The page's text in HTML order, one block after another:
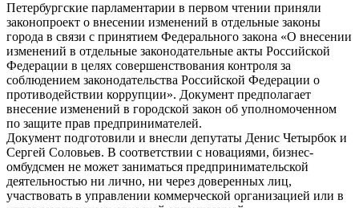
Петербургские парламентарии в первом чтении приняли
законопроект о внесении изменений в отдельные законы
города в связи с принятием Федерального закона «О внесении
изменений в отдельные законодательные акты Российской
Федерации в целях совершенствования контроля за
соблюдением законодательства Российской Федерации о
противодействии коррупции». Документ предполагает
внесение изменений в городской закон об уполномоченном
по защите прав предпринимателей.
Документ подготовили и внесли депутаты Денис Четырбок и
Сергей Соловьев. В соответствии с новациями, бизнес-
омбудсмен не может заниматься предпринимательской
деятельностью ни лично, ни через доверенных лиц,
участвовать в управлении коммерческой организацией или в